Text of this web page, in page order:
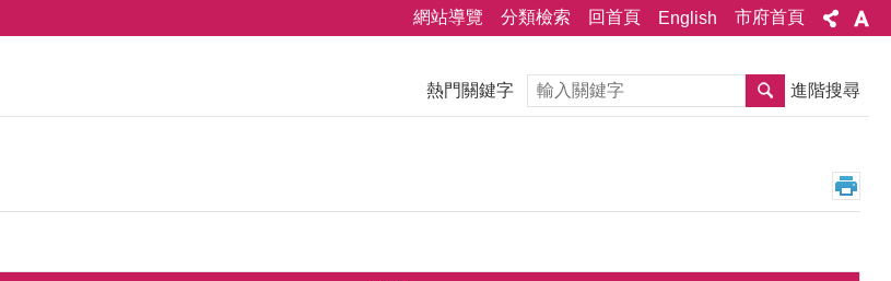
網站導覽 分類檢索 回首頁 English 市府首頁
熱門關鍵字 搜尋 進階搜尋